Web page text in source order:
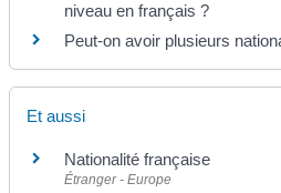
niveau en français ?
Peut-on avoir plusieurs
Et aussi
Nationalité française
Étranger - Europe